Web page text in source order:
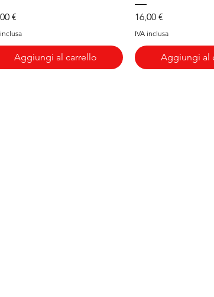
€
Aggiungi al carrello
Prezzo
16,00 €
IVA inclusa
Aggiungi al